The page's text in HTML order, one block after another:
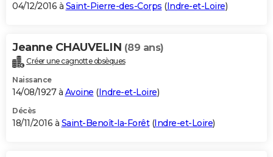
04/12/2016 à Saint-Pierre-des-Corps (Indre-et-Loire)
Jeanne CHAUVELIN (89 ans)
Créer une cagnotte obsèques
Naissance
14/08/1927 à Avoine (Indre-et-Loire)
Décès
18/11/2016 à Saint-Benoît-la-Forêt(Indre-et-Loire)